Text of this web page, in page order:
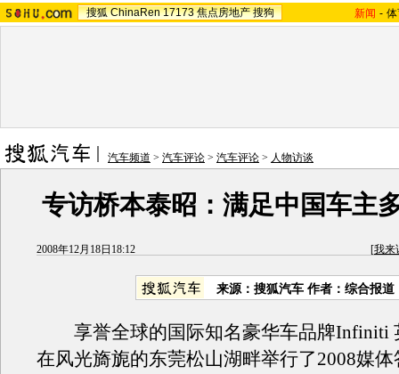
搜狐 ChinaRen 17173 焦点房地产 搜狗 新闻 -
汽车频道 > 汽车评论 > 汽车评论 > 人物访谈
专访桥本泰昭：满足中国车主
2008年12月18日18:12 [我来
来源：搜狐汽车 作者：综合报道
享誉全球的国际知名豪华车品牌Infiniti
在风光旖旎的东莞松山湖畔举行了2008媒